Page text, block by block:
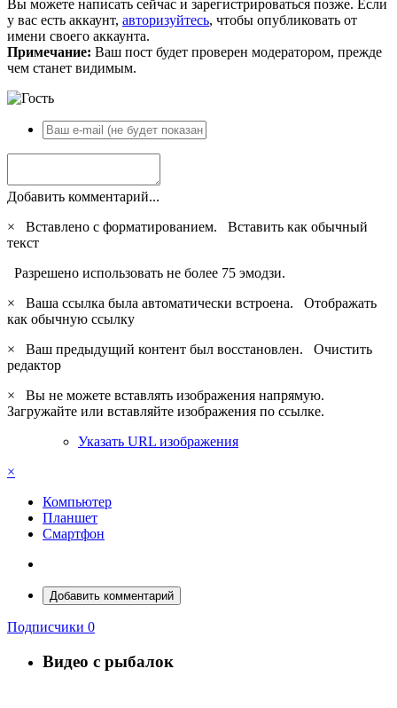
Вы можете написать сейчас и зарегистрироваться позже. Если
у вас есть аккаунт, авторизуйтесь, чтобы опубликовать от
имени своего аккаунта.
Примечание: Ваш пост будет проверен модератором, прежде
чем станет видимым.
Добавить комментарий...
×
Вставлено с форматированием. Вставить как обычный
текст
Разрешено использовать не более 75 эмодзи.
×
Ваша ссылка была автоматически встроена. Отображать
как обычную ссылку
×
Ваш предыдущий контент был восстановлен. Очистить
редактор
×
Вы не можете вставлять изображения напрямую.
Загружайте или вставляйте изображения по ссылке.
Указать URL изображения
×
Компьютер
Планшет
Смартфон
Добавить комментарий
Подписчики 0
Видео с рыбалок